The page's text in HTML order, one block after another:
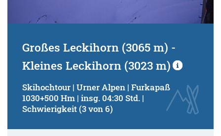
Großes Leckihorn (3065 m) -
Kleines Leckihorn (3023 m)
Skihochtour | Urner Alpen | Furkapaß
1030+500 Hm | insg. 04:30 Std. |
Schwierigkeit (3 von 6)